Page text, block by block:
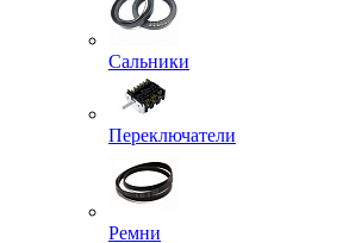
Сальники
Переключатели
Ремни